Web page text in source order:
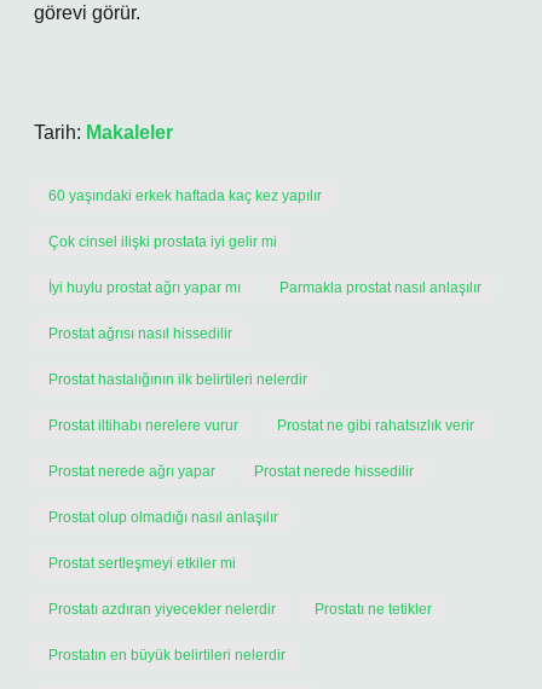
görevi görür.
Tarih: Makaleler
60 yaşındaki erkek haftada kaç kez yapılır
Çok cinsel ilişki prostata iyi gelir mi
İyi huylu prostat ağrı yapar mı Parmakla prostat nasıl anlaşılır
Prostat ağrısı nasıl hissedilir
Prostat hastalığının ilk belirtileri nelerdir
Prostat iltihabı nerelere vurur Prostat ne gibi rahatsızlık verir
Prostat nerede ağrı yapar Prostat nerede hissedilir
Prostat olup olmadığı nasıl anlaşılır
Prostat sertleşmeyi etkiler mi
Prostatı azdıran yiyecekler nelerdir Prostatı ne tetikler
Prostatın en büyük belirtileri nelerdir